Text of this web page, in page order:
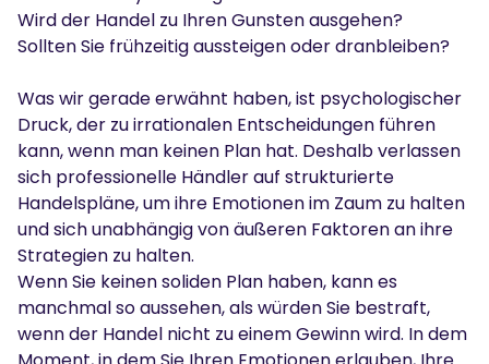
Wird der Handel zu Ihren Gunsten ausgehen?
Sollten Sie frühzeitig aussteigen oder dranbleiben?
Was wir gerade erwähnt haben, ist psychologischer
Druck, der zu irrationalen Entscheidungen führen
kann, wenn man keinen Plan hat. Deshalb verlassen
sich professionelle Händler auf strukturierte
Handelspläne, um ihre Emotionen im Zaum zu halten
und sich unabhängig von äußeren Faktoren an ihre
Strategien zu halten.
Wenn Sie keinen soliden Plan haben, kann es
manchmal so aussehen, als würden Sie bestraft,
wenn der Handel nicht zu einem Gewinn wird. In dem